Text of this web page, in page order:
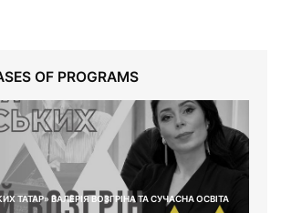
OF PROGRAMS
ТАТАР» ВАЛЕРІЯ ВОЗГРІНА ТА СУЧАСНА ОСВІТА